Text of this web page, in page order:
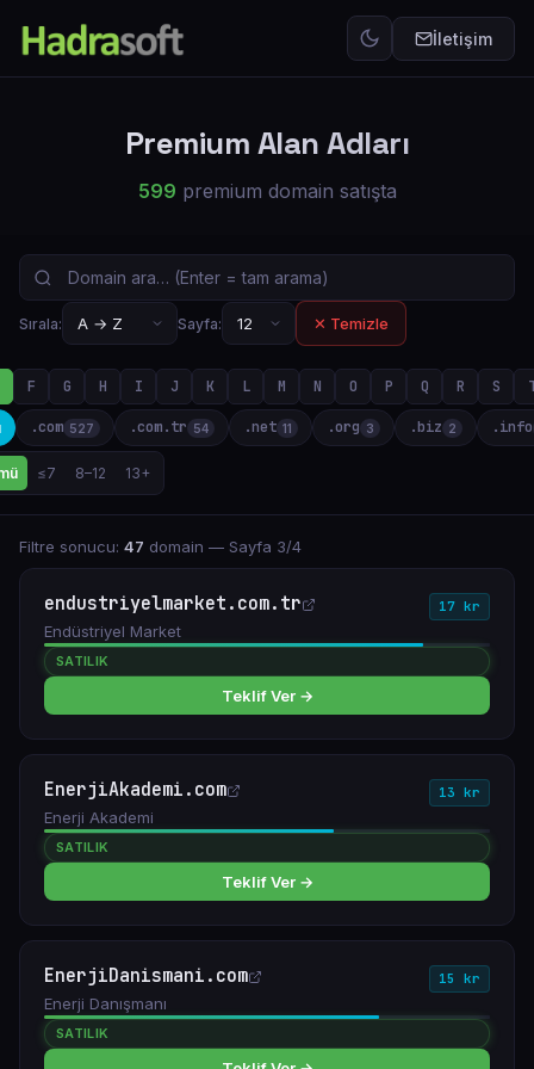
İletişim
Premium Alan Adları
599 premium domain satışta
Sırala: Sayfa: ✕ Temizle
F G H I J K L M N O P Q R S
.com 527 .com.tr 54 .net 11 .org 3 .biz 2 .info
≤7 8–12 13+
Filtre sonucu: 47 domain — Sayfa 3/4
endustriyelmarket.com.tr 17 kr
Endüstriyel Market
SATILIK
Teklif Ver →
EnerjiAkademi.com 13 kr
Enerji Akademi
SATILIK
Teklif Ver →
EnerjiDanismani.com 15 kr
Enerji Danışmanı
SATILIK